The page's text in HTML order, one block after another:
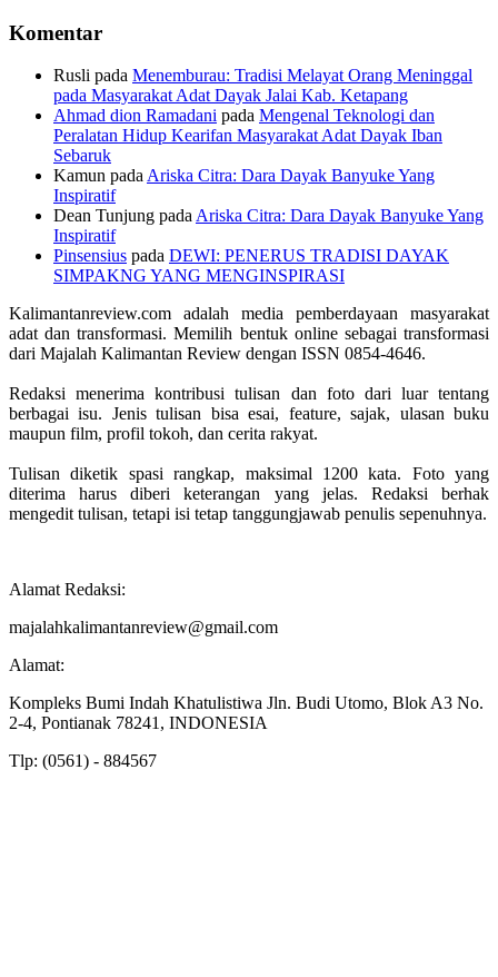
Komentar
Rusli pada Menemburau: Tradisi Melayat Orang Meninggal
pada Masyarakat Adat Dayak Jalai Kab. Ketapang
Ahmad dion Ramadani pada Mengenal Teknologi dan
Peralatan Hidup Kearifan Masyarakat Adat Dayak Iban
Sebaruk
Kamun padaAriska Citra: Dara Dayak Banyuke Yang
Inspiratif
Dean Tunjung padaAriska Citra: Dara Dayak Banyuke Yang
Inspiratif
Pinsensius pada DEWI: PENERUS TRADISI DAYAK
SIMPAKNG YANG MENGINSPIRASI
Kalimantanreview.com adalah media pemberdayaan masyarakat
adat dan transformasi. Memilih bentuk online sebagai transformasi
dari Majalah Kalimantan Review dengan ISSN 0854-4646.
Redaksi menerima kontribusi tulisan dan foto dari luar tentang
berbagai isu. Jenis tulisan bisa esai, feature, sajak, ulasan buku
maupun film, profil tokoh, dan cerita rakyat.
Tulisan diketik spasi rangkap, maksimal 1200 kata. Foto yang
diterima harus diberi keterangan yang jelas. Redaksi berhak
mengedit tulisan, tetapi isi tetap tanggungjawab penulis sepenuhnya.
Alamat Redaksi:
majalahkalimantanreview@gmail.com
Alamat:
Kompleks Bumi Indah Khatulistiwa Jln. Budi Utomo, Blok A3 No.
2-4, Pontianak 78241, INDONESIA
Tlp: (0561) - 884567